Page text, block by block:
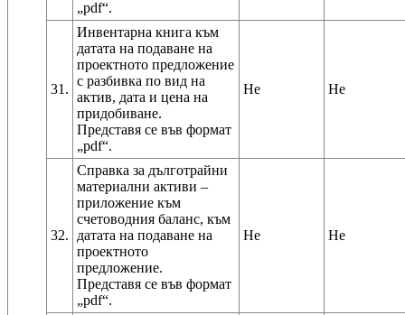
31.
Инвентарна книга към
датата на подаване на
проектното предложение
с разбивка по вид на
актив, дата и цена на
придобиване.
Представя се във формат
Не Не
32.
Справка за дълготрайни
материални активи –
приложение към
счетоводния баланс, към
датата на подаване на
проектното
предложение.
Представя се във формат
Не Не